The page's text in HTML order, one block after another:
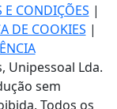
E CONDIÇÕES |
DE COOKIES |
Unipessoal Lda.
sem
Todos os